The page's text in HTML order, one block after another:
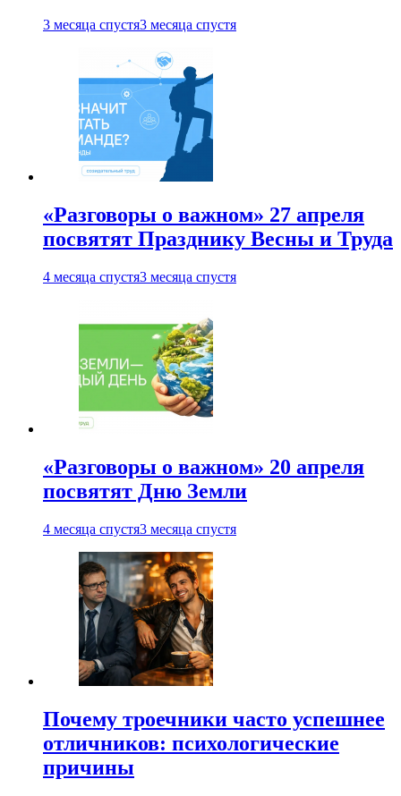
3 месяца спустя3 месяца спустя
«Разговоры о важном» 27 апреля
посвятят Празднику Весны и Труда
4 месяца спустя3 месяца спустя
«Разговоры о важном» 20 апреля
посвятят Дню Земли
4 месяца спустя3 месяца спустя
Почему троечники часто успешнее
отличников: психологические
причины